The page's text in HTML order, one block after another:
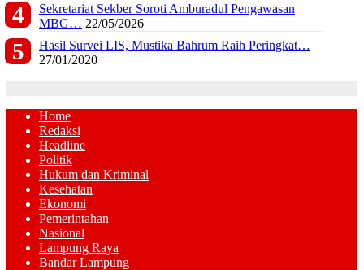
Sekretariat Sekber Soroti Amburadul Pengawasan
MBG… 22/05/2026
Hasil Survei LIS, Mustika Bahrum Raih Peringkat…
27/01/2020
Home
Redaksi
Headline
Politik
Hukum dan Kriminal
Kesehatan
Ekonomi
Pemerintahan
Nasional
Lampung Raya
Bandar Lampung